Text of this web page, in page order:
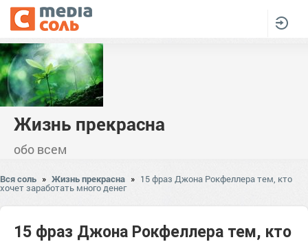
Жизнь прекрасна
обо всем
Вся соль » Жизнь прекрасна » 15 фраз Джона Рокфеллера тем, кто
хочет заработать много денег
15 фраз Джона Рокфеллера тем, кто